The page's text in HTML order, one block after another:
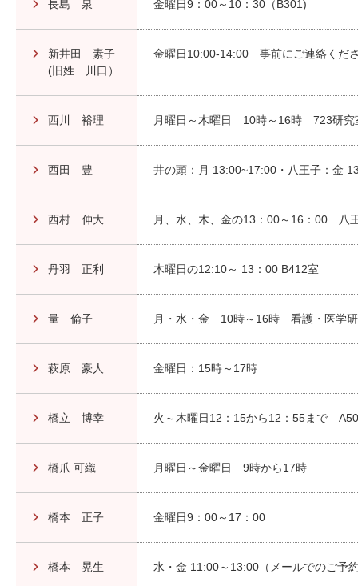
長島 泉 金曜日9：00～10：30（B301)
新井田 素子
(旧姓 川口）
金曜日10:00-14:00 事前にご連絡くだ
西川 裕理 月曜日～木曜日 10時～16時 723研究
西田 豊 井の頭：月 13:00~17:00・八王子：金
西村 伸大 月、水、木、金の13：00～16：00 八
丹羽 正利 木曜日の12:10～ 13：00 B412室
量 倫子 月・水・金 10時～16時 看護・医学研
萩原 豪人 金曜日：15時～17時
橋立 博幸 火～木曜日12：15から12：55まで
橋爪 可織 月曜日～金曜日 9時から17時
橋本 正子 金曜日9：00～17：00
橋本 晃生 水・金 11:00～13:00（メールでのご予